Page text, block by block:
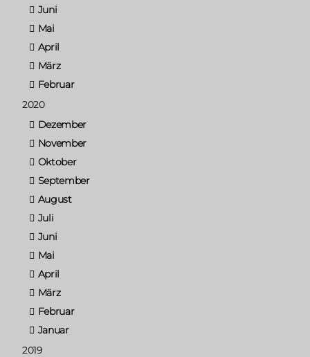
Juni
Mai
April
März
Februar
2020
Dezember
November
Oktober
September
August
Juli
Juni
Mai
April
März
Februar
Januar
2019